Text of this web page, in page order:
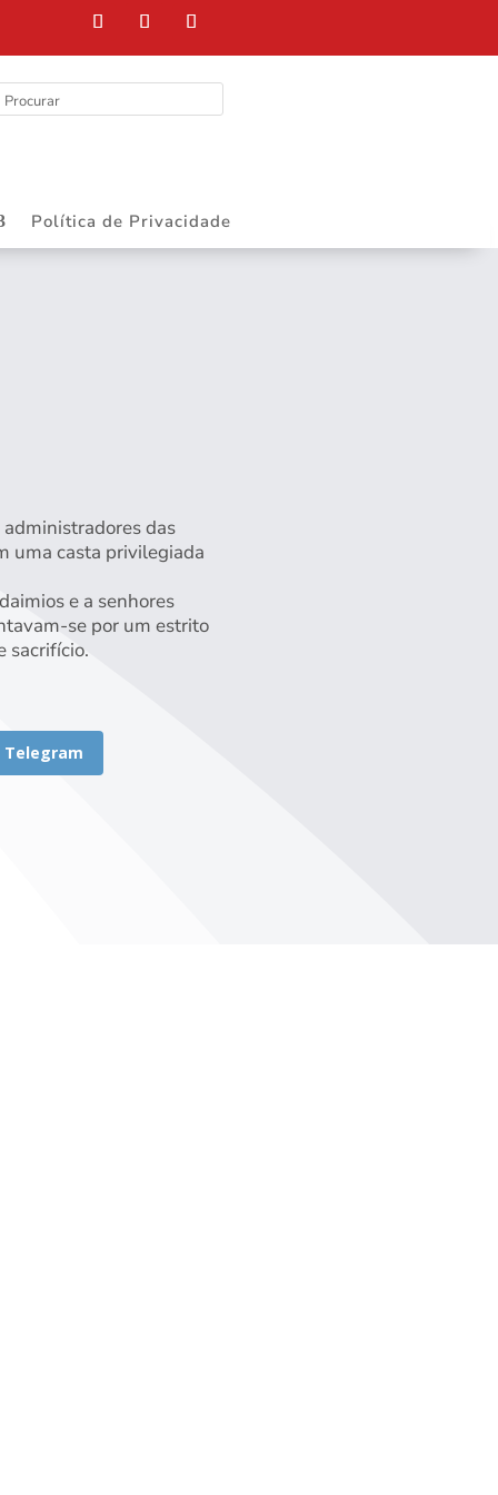
Política de Privacidade
administradores das
uma casta privilegiada
e a senhores
se por um estrito
sacrifício.
Telegram